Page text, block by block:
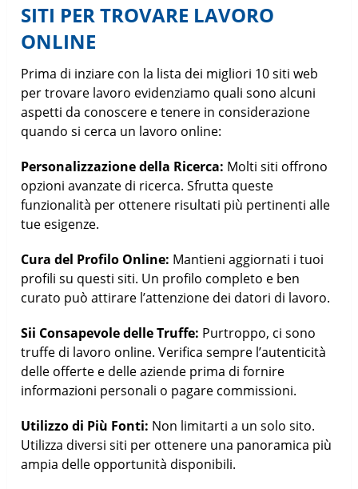
SITI PER TROVARE LAVORO
ONLINE
Prima di inziare con la lista dei migliori 10 siti web
per trovare lavoro evidenziamo quali sono alcuni
aspetti da conoscere e tenere in considerazione
quando si cerca un lavoro online:
Personalizzazione della Ricerca: Molti siti offrono
opzioni avanzate di ricerca. Sfrutta queste
funzionalità per ottenere risultati più pertinenti alle
tue esigenze.
Cura del Profilo Online: Mantieni aggiornati i tuoi
profili su questi siti. Un profilo completo e ben
curato può attirare l’attenzione dei datori di lavoro.
Sii Consapevole delle Truffe: Purtroppo, ci sono
truffe di lavoro online. Verifica sempre l’autenticità
delle offerte e delle aziende prima di fornire
informazioni personali o pagare commissioni.
Utilizzo di Più Fonti: Non limitarti a un solo sito.
Utilizza diversi siti per ottenere una panoramica più
ampia delle opportunità disponibili.